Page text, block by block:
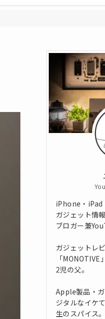
iPhone・iPad
ガジェット情
ブロガー兼
ガジェットレ
「
2児の父。
Apple製品・
ジタルなイケ
生のスパイス。